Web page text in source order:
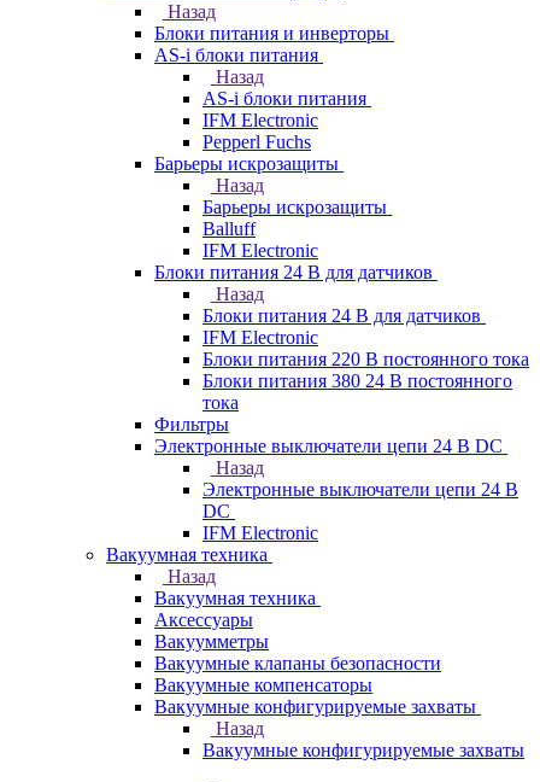
Назад
Блоки питания и инверторы
AS-i блоки питания
Назад
AS-i блоки питания
IFM Electronic
Pepperl Fuchs
Барьеры искрозащиты
Назад
Барьеры искрозащиты
Balluff
IFM Electronic
Блоки питания 24 В для датчиков
Назад
Блоки питания 24 В для датчиков
IFM Electronic
Блоки питания 220 В постоянного тока
Блоки питания 380 24 В постоянного
тока
Фильтры
Электронные выключатели цепи 24 В DC
Назад
Электронные выключатели цепи 24 В
DC
IFM Electronic
Вакуумная техника
Назад
Вакуумная техника
Аксессуары
Вакуумметры
Вакуумные клапаны безопасности
Вакуумные компенсаторы
Вакуумные конфигурируемые захваты
Назад
Вакуумные конфигурируемые захваты